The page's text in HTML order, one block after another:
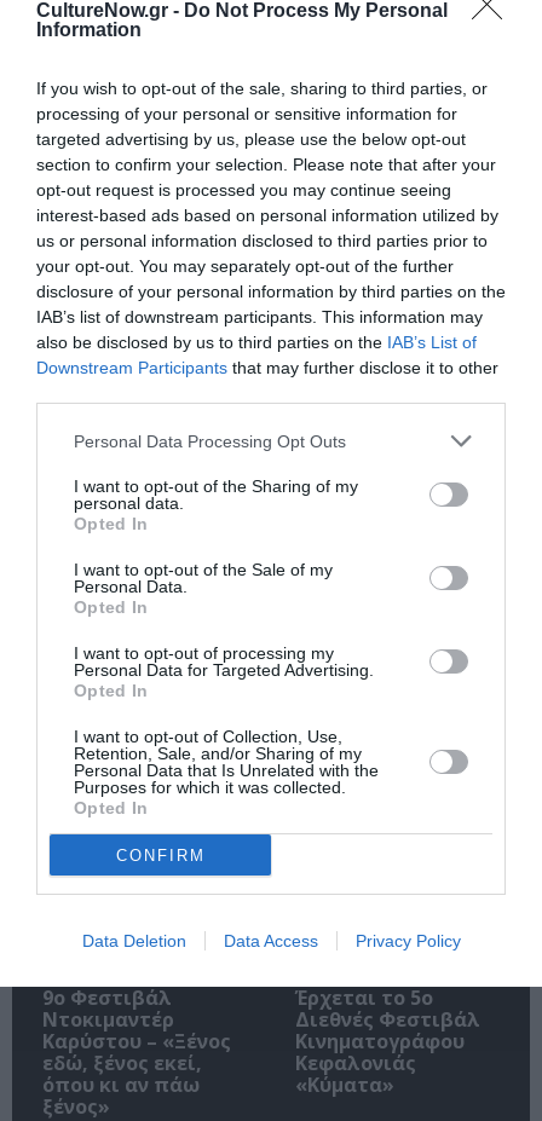
CultureNow.gr - Do Not Process My Personal
Information
If you wish to opt-out of the sale, sharing to third parties, or
processing of your personal or sensitive information for
targeted advertising by us, please use the below opt-out
section to confirm your selection. Please note that after your
opt-out request is processed you may continue seeing
interest-based ads based on personal information utilized by
us or personal information disclosed to third parties prior to
your opt-out. You may separately opt-out of the further
disclosure of your personal information by third parties on the
IAB’s list of downstream participants. This information may
also be disclosed by us to third parties on the IAB’s List of
Downstream Participants that may further disclose it to other
Personal Data Processing Opt Outs
I want to opt-out of the Sharing of my
personal data.
Opted In
I want to opt-out of the Sale of my
Personal Data.
Opted In
I want to opt-out of processing my
Personal Data for Targeted Advertising.
Opted In
I want to opt-out of Collection, Use,
Retention, Sale, and/or Sharing of my
Personal Data that Is Unrelated with the
Purposes for which it was collected.
Opted In
CONFIRM
Data Deletion Data Access Privacy Policy
Ακολουθήστε το Culturenow.gr στο
Δείτε όλα τα τελευταία νέαγια την Τέχνη και τον
Πολιτισμό στοCulturenow.gr
Νέοι Διαγωνισμοί❯
Tags
ΒΡΑΒΕΙΑ
ΚΙΝΗΜΑΤΟΓΡΑΦΙΚΑ ΦΕΣΤΙΒΑΛ
ΞΕΝΕΣ ΤΑΙΝΙΕΣ
ΦΕΣΤΙΒΑΛ ΚΑΝΝΩΝ
Newsletter
την Τέχνη και τον Πολιτισμό!
Ακολουθήστε το Culturenow.gr
Σχετικά Άρθρα
9ο Φεστιβάλ
Ντοκιμαντέρ
Καρύστου – «Ξένος
εδώ, ξένος εκεί,
όπου κι αν πάω
ξένος»
Έρχεται το 5ο
Διεθνές Φεστιβάλ
Κινηματογράφου
Κεφαλονιάς
«Κύματα»